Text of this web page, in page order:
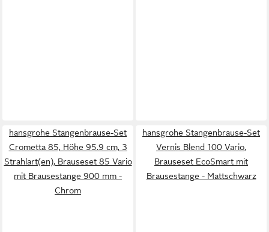
hansgrohe Stangenbrause-Set
Crometta 85, Höhe 95.9 cm, 3
Strahlart(en), Brauseset 85 Vario
mit Brausestange 900 mm -
Chrom
hansgrohe Stangenbrause-Set
Vernis Blend 100 Vario,
Brauseset EcoSmart mit
Brausestange - Mattschwarz